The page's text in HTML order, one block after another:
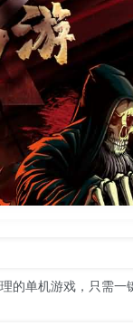
的单机游戏，只需